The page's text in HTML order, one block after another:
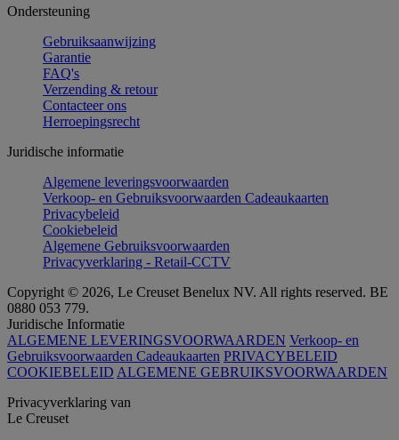
Ondersteuning
Gebruiksaanwijzing
Garantie
FAQ's
Verzending & retour
Contacteer ons
Herroepingsrecht
Juridische informatie
Algemene leveringsvoorwaarden
Verkoop- en Gebruiksvoorwaarden Cadeaukaarten
Privacybeleid
Cookiebeleid
Algemene Gebruiksvoorwaarden
Privacyverklaring - Retail-CCTV
Copyright © 2026, Le Creuset Benelux NV. All rights reserved. BE
0880 053 779.
Juridische Informatie
ALGEMENE LEVERINGSVOORWAARDEN Verkoop- en
Gebruiksvoorwaarden Cadeaukaarten PRIVACYBELEID
COOKIEBELEID ALGEMENE GEBRUIKSVOORWAARDEN
Privacyverklaring van
Le Creuset